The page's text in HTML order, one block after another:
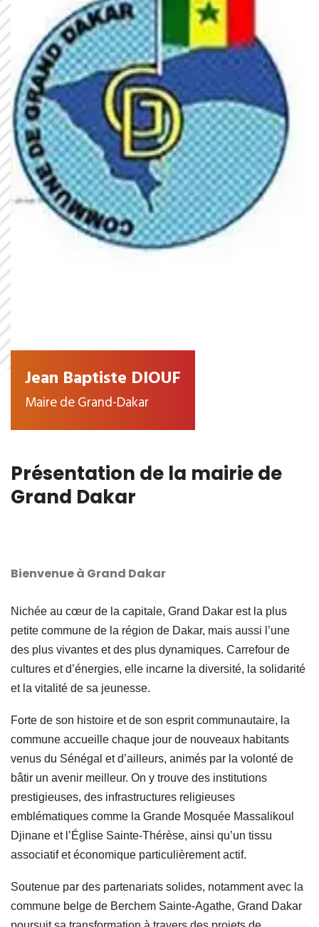
Jean Baptiste DIOUF
Maire de Grand-Dakar
Présentation de la mairie de
Grand Dakar
Bienvenue à Grand Dakar
Nichée au cœur de la capitale, Grand Dakar est la plus
petite commune de la région de Dakar, mais aussi l’une
des plus vivantes et des plus dynamiques. Carrefour de
cultures et d’énergies, elle incarne la diversité, la solidarité
et la vitalité de sa jeunesse.
Forte de son histoire et de son esprit communautaire, la
commune accueille chaque jour de nouveaux habitants
venus du Sénégal et d’ailleurs, animés par la volonté de
bâtir un avenir meilleur. On y trouve des institutions
prestigieuses, des infrastructures religieuses
emblématiques comme la Grande Mosquée Massalikoul
Djinane et l’Église Sainte-Thérèse, ainsi qu’un tissu
associatif et économique particulièrement actif.
Soutenue par des partenariats solides, notamment avec la
commune belge de Berchem Sainte-Agathe, Grand Dakar